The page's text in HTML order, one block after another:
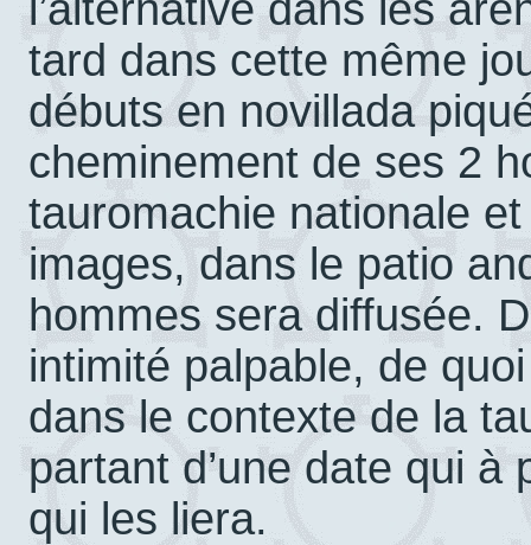
tard dans cette même
débuts en novillada
cheminement de ses 2
tauromachie nationale
images, dans le patio
hommes sera diffusée.
intimité palpable, de
dans le contexte de la
partant d’une date qui
qui les liera.